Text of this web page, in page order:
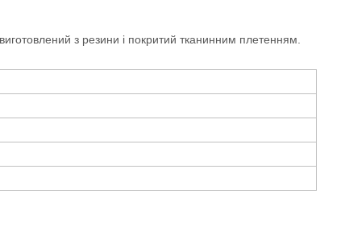
з резини і покритий тканинним плетенням.